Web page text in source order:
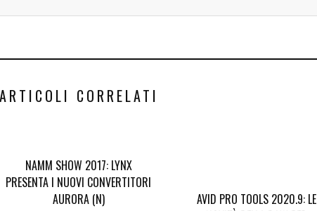
ARTICOLI CORRELATI
NAMM SHOW 2017: LYNX
PRESENTA I NUOVI CONVERTITORI
AURORA (N)
AVID PRO TOOLS 2020.9: LE